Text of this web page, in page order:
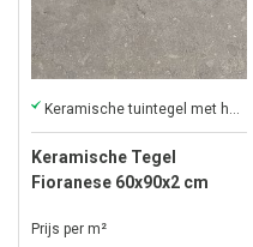
Keramische Tegel
Fioranese 60x90x2 cm
Prijs per m²